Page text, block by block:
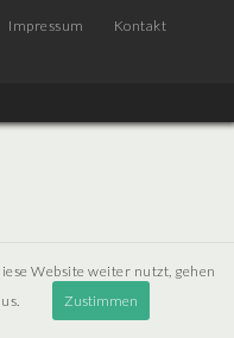
Impressum Kontakt
Website weiter nutzt, gehen
Zustimmen